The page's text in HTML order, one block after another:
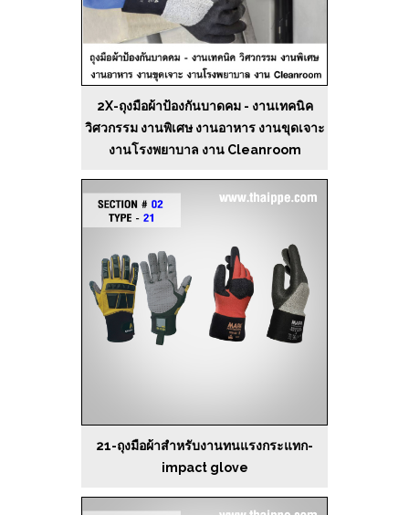
2X-ถุงมือผ้าป้องกันบาดคม - งานเทคนิค
วิศวกรรม งานพิเศษ งานอาหาร งานขุดเจาะ
งานโรงพยาบาล งาน Cleanroom
21-ถุงมือผ้าสำหรับงานทนแรงกระแทก-
impact glove